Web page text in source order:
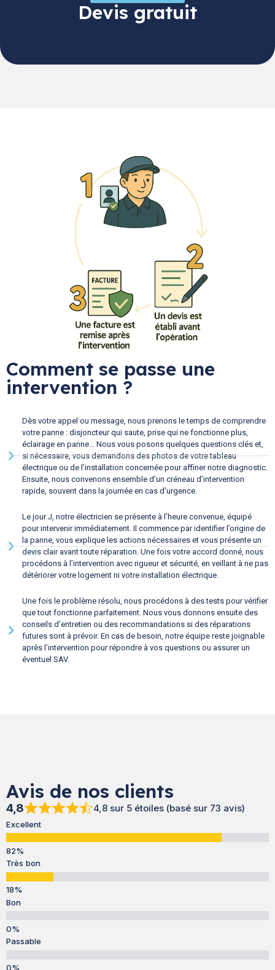
Devis gratuit
Comment se passe une
intervention ?
Dès votre appel ou message, nous prenons le temps de comprendre
votre panne : disjoncteur qui saute, prise qui ne fonctionne plus,
éclairage en panne… Nous vous posons quelques questions clés et,
si nécessaire, vous demandons des photos de votre tableau
électrique ou de l’installation concernée pour affiner notre diagnostic.
Ensuite, nous convenons ensemble d’un créneau d’intervention
rapide, souvent dans la journée en cas d’urgence.
Le jour J, notre électricien se présente à l’heure convenue, équipé
pour intervenir immédiatement. Il commence par identifier l’origine de
la panne, vous explique les actions nécessaires et vous présente un
devis clair avant toute réparation. Une fois votre accord donné, nous
procédons à l’intervention avec rigueur et sécurité, en veillant à ne pas
détériorer votre logement ni votre installation électrique.
Une fois le problème résolu, nous procédons à des tests pour vérifier
que tout fonctionne parfaitement. Nous vous donnons ensuite des
conseils d’entretien ou des recommandations si des réparations
futures sont à prévoir. En cas de besoin, notre équipe reste joignable
après l’intervention pour répondre à vos questions ou assurer un
éventuel SAV.
Avis de nos clients
4,8 4,8 sur 5 étoiles (basé sur 73 avis)
Excellent
Très bon
Bon
Passable